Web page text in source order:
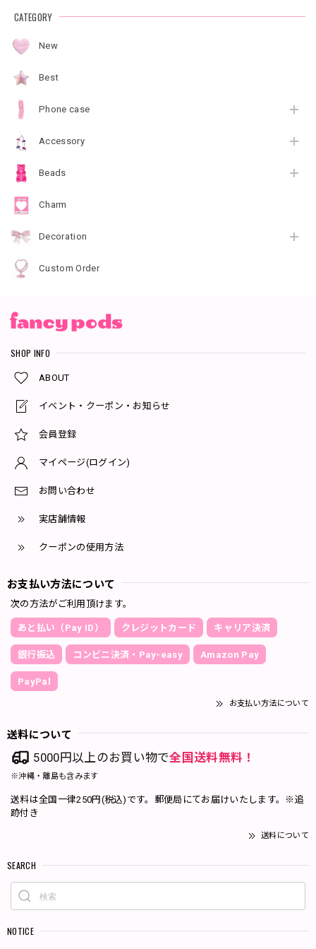
CATEGORY
New
Best
Phone case
Accessory
Beads
Charm
Decoration
Custom Order
SHOP INFO
ABOUT
イベント・クーポン・お知らせ
会員登録
マイページ(ログイン)
お問い合わせ
実店舗情報
クーポンの使用方法
お支払い方法について
次の方法がご利用頂けます。
あと払い（Pay ID） クレジットカード キャリア決済
銀行振込 コンビニ決済・Pay-easy Amazon Pay
PayPal
お支払い方法について
送料について
5000円以上のお買い物で全国送料無料！
※沖縄・離島も含みます
送料は全国一律250円(税込)です。郵便局にてお届けいたします。※追
跡付き
送料について
SEARCH
NOTICE